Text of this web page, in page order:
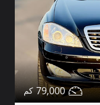
79,000